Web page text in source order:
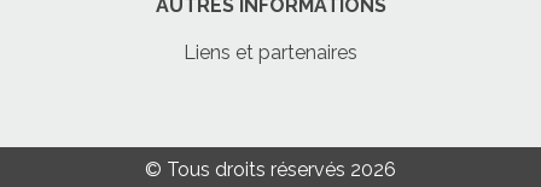
AUTRES INFORMATIONS
Liens et partenaires
© Tous droits réservés 2026